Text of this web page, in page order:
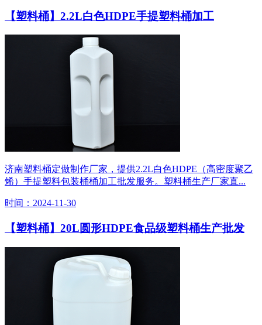
【塑料桶】2.2L白色HDPE手提塑料桶加工
济南塑料桶定做制作厂家，提供2.2L白色HDPE（高密度聚乙
烯）手提塑料包装桶桶加工批发服务。塑料桶生产厂家直...
时间：2024-11-30
【塑料桶】20L圆形HDPE食品级塑料桶生产批发